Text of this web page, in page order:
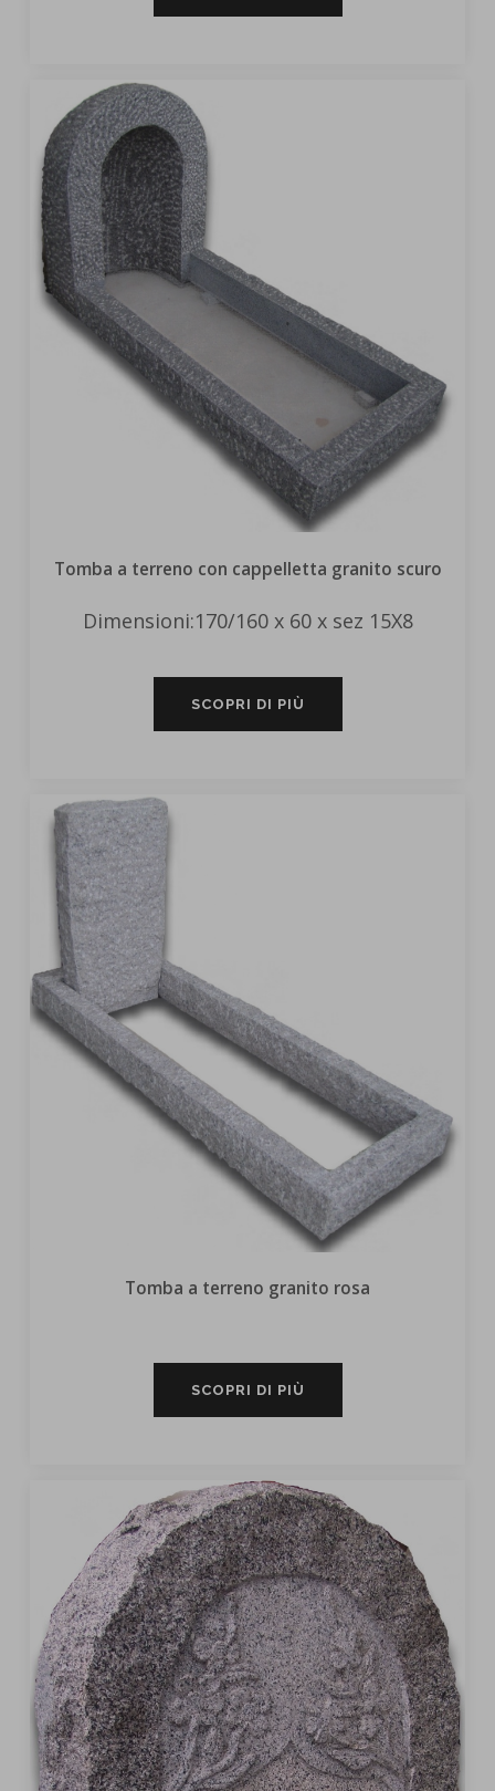
Tomba a terreno con cappelletta granito scuro
Dimensioni:170/160 x 60 x sez 15X8
SCOPRI DI PIÙ
Tomba a terreno granito rosa
SCOPRI DI PIÙ